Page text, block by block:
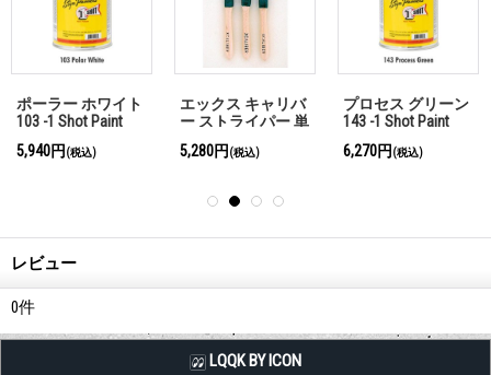
ポーラー ホワイト
103 -1 Shot Paint
5,940円 (税込)
エックス キャリバ
ー ストライパー 単
5,280円 (税込)
プロセス グリーン
143 -1 Shot Paint
6,270円 (税込)
レビュー
0件
LQQK BY ICON